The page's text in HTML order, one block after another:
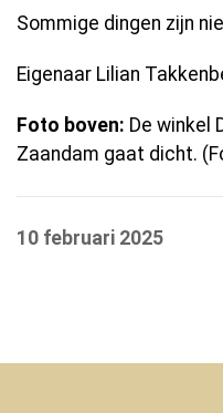
Sommige dingen zijn
Eigenaar Lilian
Foto boven: De winkel
Zaandam gaat dicht.
10 februari 2025